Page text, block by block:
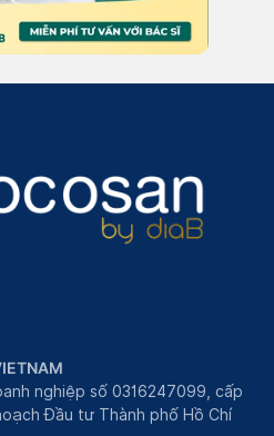
nghiệp số 0316247099, cấp
Đầu tư Thành phố Hồ Chí